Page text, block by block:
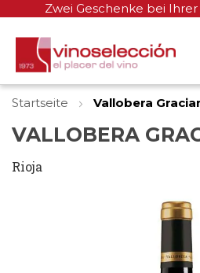
Zwei Geschenke bei
Startseite Vallobera
VALLOBERA
Rioja